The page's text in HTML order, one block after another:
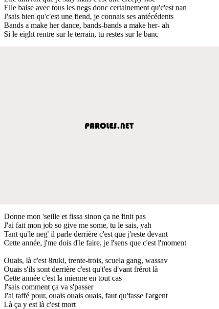
Elle baise avec tous les negs donc certainement qu'c'est nan
J'sais bien qu'c'est une fiend, je connais ses antécédents
Bands a make her dance, bands-bands a make her- ah
Si le eight rentre sur le terrain, tu restes sur le banc
Donne mon 'seille et fissa sinon ça ne finit pas
J'ai fait mon job so give me some, tu le sais, yah
Tant qu'le neg' il parle derrière c'est que j'reste devant
Cette année, j'me dois d'le faire, je l'sens que c'est l'moment
Ouais, là c'est 8ruki, trente-trois, scuela gang, wassav
Ouais s'ils sont derrière c'est qu't'es d'vant frérot là
Cette année c'est la mienne en tout cas
J'sais comment ça va s'passer
J'ai taffé pour, ouais ouais ouais, faut qu'fasse l'argent
Là ça y est là c'est mort